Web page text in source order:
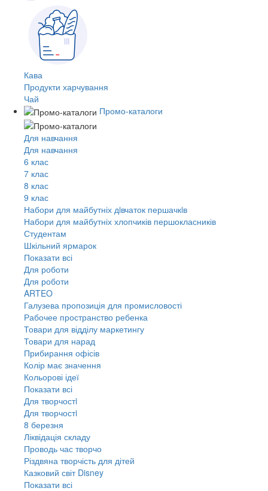
Кава
Продукти харчування
Чай
Промо-каталоги
Для навчання
Для навчання
6 клас
7 клас
8 клас
9 клас
Набори для майбутніх дiвчаток першачкiв
Набори для майбутніх хлопчиків першокласників
Студентам
Шкільний ярмарок
Показати всі
Для роботи
Для роботи
ARTEO
Галузева пропозиція для промисловості
Рабочее пространство ребенка
Товари для відділу маркетингу
Товари для нарад
Прибирання офісів
Колір має значення
Кольорові ідеї
Показати всі
Для творчостi
Для творчостi
8 березня
Ліквідація складу
Проводь час творчо
Різдвяна творчість для дітей
Казковий світ Disney
Показати всі